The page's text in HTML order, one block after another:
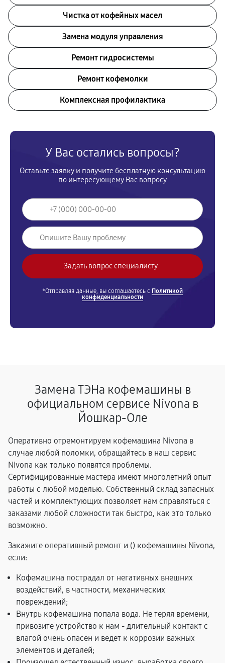
Чистка от кофейных масел
Замена модуля управления
Ремонт гидросистемы
Ремонт кофемолки
Комплексная профилактика
У Вас остались вопросы?
Оставьте заявку и получите бесплатную консультацию
по интересующему Вас вопросу
*Отправляя данные, вы соглашаетесь с Политикой
конфиденциальности
Замена ТЭНа кофемашины в
официальном сервисе Nivona в
Йошкар-Оле
Оперативно отремонтируем кофемашина Nivona в
случае любой поломки, обращайтесь в наш сервис
Nivona как только появятся проблемы.
Сертифицированные мастера имеют многолетний опыт
работы с любой моделью. Собственный склад запасных
частей и комплектующих позволяет нам справляться с
заказами любой сложности так быстро, как это только
возможно.
Закажите оперативный ремонт и () кофемашины Nivona,
если:
Кофемашина пострадал от негативных внешних
воздействий, в частности, механических
повреждений;
Внутрь кофемашина попала вода. Не теряя времени,
привозите устройство к нам - длительный контакт с
влагой очень опасен и ведет к коррозии важных
элементов и деталей;